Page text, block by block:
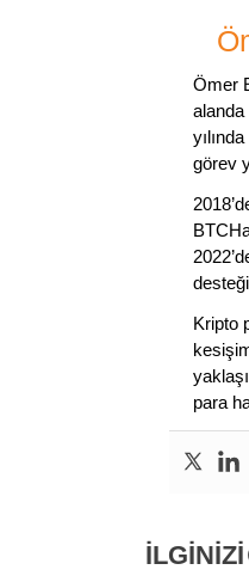
Ömer
görev
Kripto
para
İLGİNİZİ